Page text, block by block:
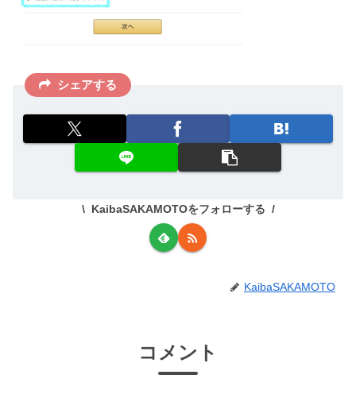
シェアする
KaibaSAKAMOTOをフォローする
KaibaSAKAMOTO
コメント